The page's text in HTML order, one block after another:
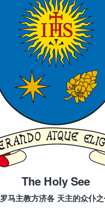
The Holy See
罗马主教方济各 天主的众仆